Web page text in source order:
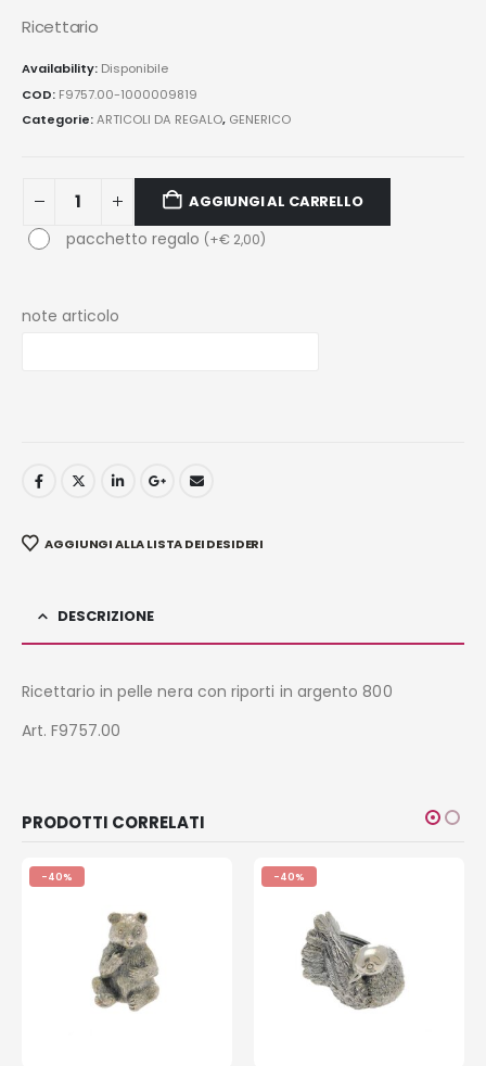
Ricettario
Availability: Disponibile
COD: F9757.00-1000009819
Categorie:ARTICOLI DA REGALO, GENERICO
AGGIUNGI AL CARRELLO
pacchetto regalo (+€2,00)
note articolo
AGGIUNGI ALLA LISTA DEI DESIDERI
DESCRIZIONE
Ricettario in pelle nera con riporti in argento 800
Art. F9757.00
PRODOTTI CORRELATI
-40% -40%